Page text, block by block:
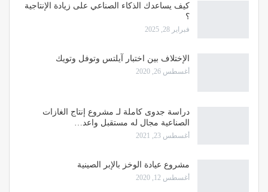
كيف يساعدك الذكاء الصناعي على زيادة الإنتاجية
؟
فبراير 28, 2025
الإختلاف بين اختبار آيلتس وتوفل وتويك
أغسطس 26, 2020
دراسة جدوى كاملة لـ مشروع إنتاج الغازات
الصناعية مجال له مستقبل واعد…
أغسطس 23, 2021
مشروع عيادة الوخز بالإبر الصينية
أغسطس 12, 2020